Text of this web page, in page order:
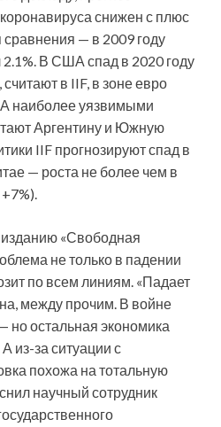
снижен с плюс
сравнения — в 2009 году
В США спад в 2020 году
в IIF, в зоне евро
А наиболее уязвимыми
Аргентину и Южную
IIF прогнозируют спад в
— роста не более чем в
«Свободная
не только в падении
по всем линиям. «Падает
между прочим. В войне
но остальная экономика
А из-за ситуации с
похожа на тотальную
научный сотрудник